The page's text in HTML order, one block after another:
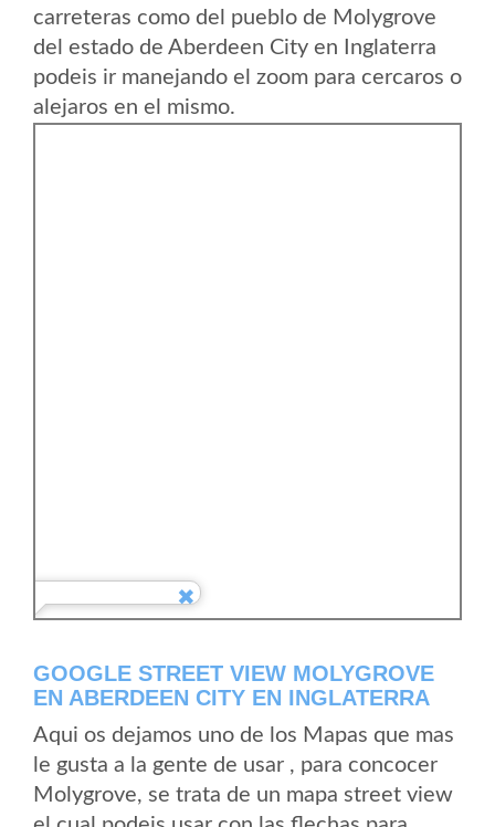
carreteras como del pueblo de Molygrove
del estado de Aberdeen City en Inglaterra
podeis ir manejando el zoom para cercaros o
alejaros en el mismo.
GOOGLE STREET VIEW MOLYGROVE
EN ABERDEEN CITY EN INGLATERRA
Aqui os dejamos uno de los Mapas que mas
le gusta a la gente de usar , para concocer
Molygrove, se trata de un mapa street view